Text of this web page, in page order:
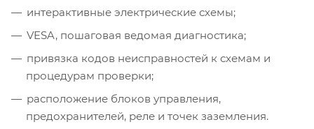
интерактивные электрические схемы;
VESA, пошаговая ведомая диагностика;
привязка кодов неисправностей к схемам и
процедурам проверки;
расположение блоков управления,
предохранителей, реле и точек заземления.